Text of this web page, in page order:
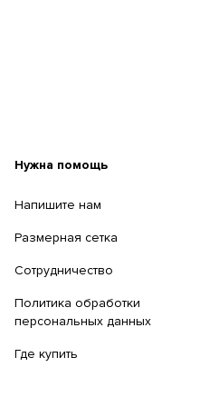
Нужна помощь
Напишите нам
Размерная сетка
Сотрудничество
Политика обработки
персональных данных
Где купить